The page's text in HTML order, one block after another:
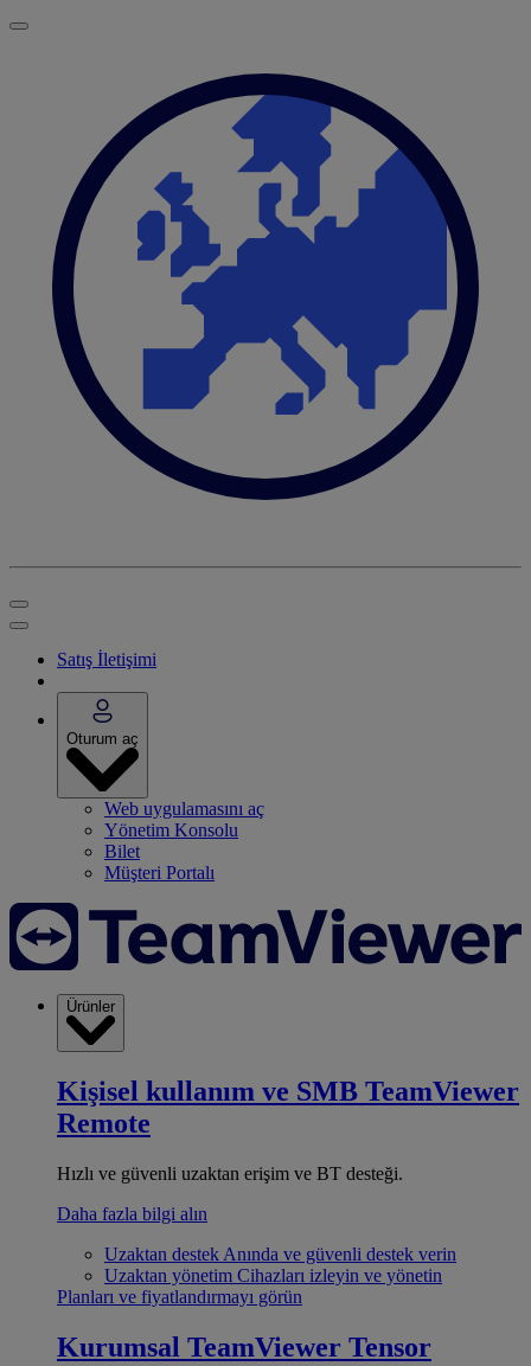
Satış İletişimi
Oturum aç
Web uygulamasını aç
Yönetim Konsolu
Bilet
Müşteri Portalı
Ürünler
Kişisel kullanım ve SMB TeamViewer
Remote
Hızlı ve güvenli uzaktan erişim ve BT desteği.
Daha fazla bilgi alın
Uzaktan destek Anında ve güvenli destek verin
Uzaktan yönetim Cihazları izleyin ve yönetin
Planları ve fiyatlandırmayı görün
Kurumsal TeamViewer Tensor